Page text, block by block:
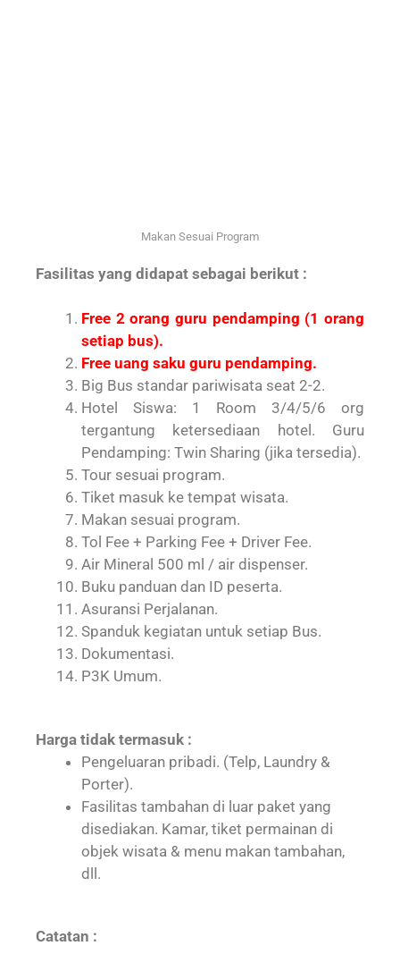
Makan Sesuai Program
Fasilitas yang didapat sebagai berikut :
Free 2 orang guru pendamping (1 orang
setiap bus).
Free uang saku guru pendamping.
Big Bus standar pariwisata seat 2-2.
Hotel Siswa: 1 Room 3/4/5/6 org
tergantung ketersediaan hotel. Guru
Pendamping: Twin Sharing (jika tersedia).
Tour sesuai program.
Tiket masuk ke tempat wisata.
Makan sesuai program.
Tol Fee + Parking Fee + Driver Fee.
Air Mineral 500 ml / air dispenser.
Buku panduan dan ID peserta.
Asuransi Perjalanan.
Spanduk kegiatan untuk setiap Bus.
Dokumentasi.
P3K Umum.
Harga tidak termasuk :
Pengeluaran pribadi. (Telp, Laundry &
Porter).
Fasilitas tambahan di luar paket yang
disediakan. Kamar, tiket permainan di
objek wisata & menu makan tambahan,
dll.
Catatan :